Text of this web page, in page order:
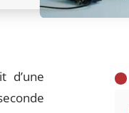
d’une